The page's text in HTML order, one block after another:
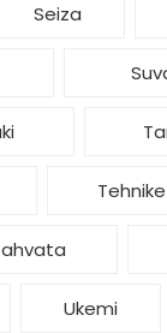
Seiza
Ukemi